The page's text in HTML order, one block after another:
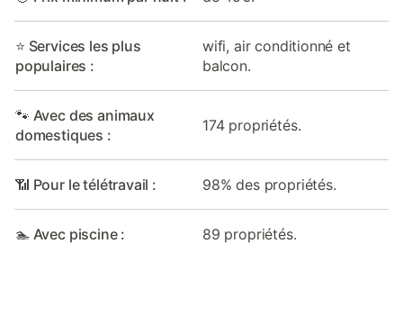
⭐ Services les plus
populaires :
wifi, air conditionné et
balcon.
🐾 Avec des animaux
domestiques :
174 propriétés.
📶 Pour le télétravail : 98% des propriétés.
🏊 Avec piscine : 89 propriétés.